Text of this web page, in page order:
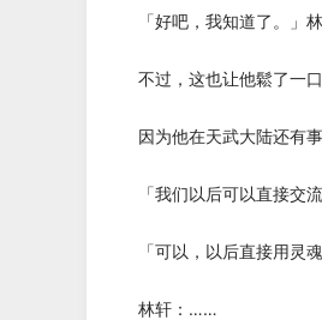
「好吧，我知道了。」林
不过，这也让他鬆了一口
因为他在天武大陆还有事
「我们以后可以直接交流
「可以，以后直接用灵魂
林轩：……